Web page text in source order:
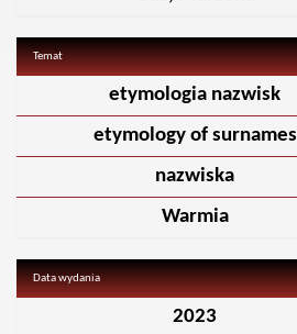
Temat
etymologia nazwisk
etymology of surnames
nazwiska
Warmia
Data wydania
2023